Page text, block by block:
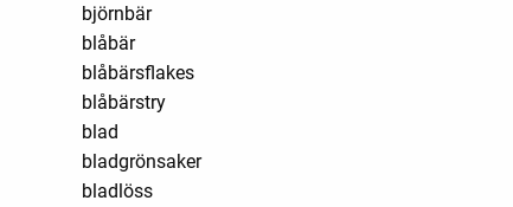
björnbär
blåbär
blåbärsflakes
blåbärstry
blad
bladgrönsaker
bladlöss